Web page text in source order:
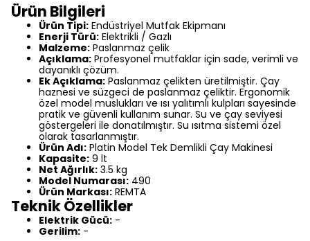
Ürün Bilgileri
Ürün Tipi: Endüstriyel Mutfak Ekipmanı
Enerji Türü: Elektrikli / Gazlı
Malzeme: Paslanmaz çelik
Açıklama: Profesyonel mutfaklar için sade, verimli ve
dayanıklı çözüm.
Ek Açıklama: Paslanmaz çelikten üretilmiştir. Çay
haznesi ve süzgeci de paslanmaz çeliktir. Ergonomik
özel model muslukları ve ısı yalıtımlı kulpları sayesinde
pratik ve güvenli kullanım sunar. Su ve çay seviyesi
göstergeleri ile donatılmıştır. Su ısıtma sistemi özel
olarak tasarlanmıştır.
Ürün Adı: Platin Model Tek Demlikli Çay Makinesi
Kapasite: 9 lt
Net Ağırlık: 3.5 kg
Model Numarası: 490
Ürün Markası: REMTA
Teknik Özellikler
Elektrik Gücü: -
Gerilim: -